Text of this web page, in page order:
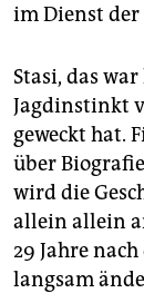
im Dienst der
Stasi, das
Jagdinstinkt
geweckt hat.
über
wird die
allein allein
29 Jahre
langsam